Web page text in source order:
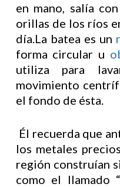
en mano, salía
orillas de los ríos
día.La batea es un
forma circular u
utiliza para
movimiento
el fondo de ésta.
Él recuerda que
los metales
región construían
como el llamado